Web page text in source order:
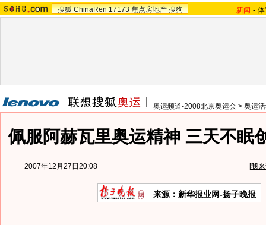
搜狐 ChinaRen 17173 焦点房地产 搜狗 新闻 -
奥运频道-2008北京奥运会 > 奥运
佩服阿赫瓦里奥运精神 三天不眠
2007年12月27日20:08 [我
来源：新华报业网-扬子晚报